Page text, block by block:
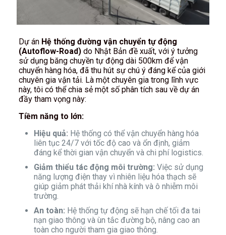
Dự án Hệ thống đường vận chuyển tự động
(Autoflow-Road)do Nhật Bản đề xuất, với ý tưởng
sử dụng băng chuyền tự động dài 500km để vận
chuyển hàng hóa, đã thu hút sự chú ý đáng kể của giới
chuyên gia vận tải. Là một chuyên gia trong lĩnh vực
này, tôi có thể chia sẻ một số phân tích sau về dự án
đầy tham vọng này:
Tiềm năng to lớn:
Hiệu quả: Hệ thống có thể vận chuyển hàng hóa
liên tục 24/7 với tốc độ cao và ổn định, giảm
đáng kể thời gian vận chuyển và chi phí logistics.
Giảm thiểu tác động môi trường: Việc sử dụng
năng lượng điện thay vì nhiên liệu hóa thạch sẽ
giúp giảm phát thải khí nhà kính và ô nhiễm môi
trường.
An toàn: Hệ thống tự động sẽ hạn chế tối đa tai
nạn giao thông và ùn tắc đường bộ, nâng cao an
toàn cho người tham gia giao thông.